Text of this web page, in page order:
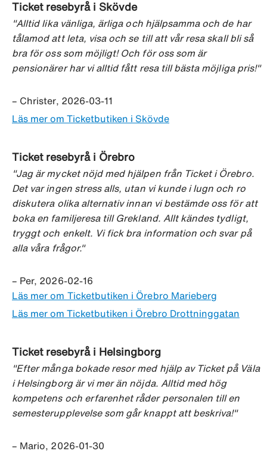
Ticket resebyrå i Skövde
"Alltid lika vänliga, ärliga och hjälpsamma och de har
tålamod att leta, visa och se till att vår resa skall bli så
bra för oss som möjligt! Och för oss som är
pensionärer har vi alltid fått resa till bästa möjliga pris!"
– Christer, 2026-03-11
Läs mer om Ticketbutiken i Skövde
Ticket resebyrå i Örebro
"Jag är mycket nöjd med hjälpen från Ticket i Örebro.
Det var ingen stress alls, utan vi kunde i lugn och ro
diskutera olika alternativ innan vi bestämde oss för att
boka en familjeresa till Grekland. Allt kändes tydligt,
tryggt och enkelt. Vi fick bra information och svar på
alla våra frågor."
– Per, 2026-02-16
Läs mer om Ticketbutiken i Örebro Marieberg
Läs mer om Ticketbutiken i Örebro Drottninggatan
Ticket resebyrå i Helsingborg
"Efter många bokade resor med hjälp av Ticket på Väla
i Helsingborg är vi mer än nöjda. Alltid med hög
kompetens och erfarenhet råder personalen till en
semesterupplevelse som går knappt att beskriva!"
– Mario, 2026-01-30